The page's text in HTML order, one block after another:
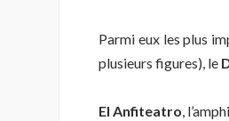
Parmi eux les plus
plusieurs figures), le
El Anfiteatro,